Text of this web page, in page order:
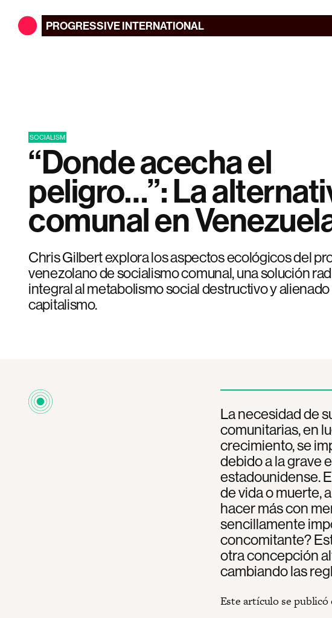
PROGRESSIVEINTERNATIONAL
SOCIALISM
“Donde acecha el
peligro…”: La
comunal en
Chris Gilbert explora los aspectos ecológicos del
venezolano de socialismo comunal, una solución
integral al metabolismo social destructivo y
capitalismo.
La necesidad de
comunitarias, en
crecimiento, se
debido a la grave
estadounidense.
de vida o muerte,
hacer más con
sencillamente
concomitante?
otra concepción
cambiando las
Este artículo se